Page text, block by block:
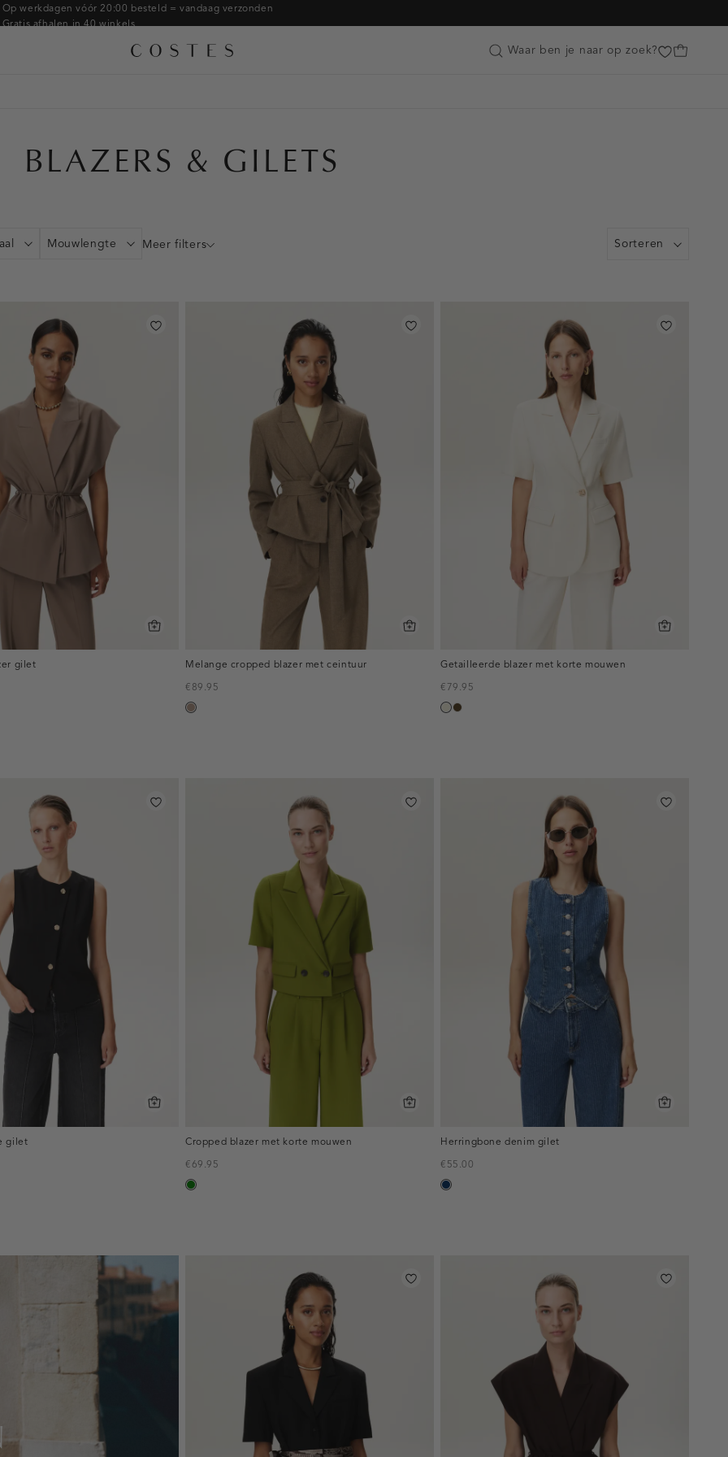
Op werkdagen vóór 20:00 besteld = vandaag verzonden
Gratis afhalen in 40 winkels
Betaal zoals jij wilt: o.a. Bancontact, Riverty, Apple pay & creditcard
Customer Care
Waar ben je naar op zoek?
Armbanden
Ringen
BLAZERS & GILETS
Mouwlengte Sorteren
Meer filters
gilet
Melange cropped blazer met ceintuur
€89.95
taupe,
Getailleerde blazer met korte mouwen
€79.95
ecrutoffee
gilet
Cropped blazer met korte mouwen
€69.95
groen
Herringbone denim gilet
€55.00
blauw,